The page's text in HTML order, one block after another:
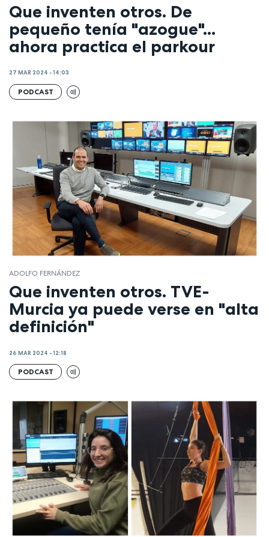
Que inventen otros. De
pequeño tenía "azogue"...
ahora practica el parkour
27 MAR 2024 - 14:03
PODCAST
ADOLFO FERNÁNDEZ
Que inventen otros. TVE-
Murcia ya puede verse en "alta
definición"
26 MAR 2024 - 12:18
PODCAST